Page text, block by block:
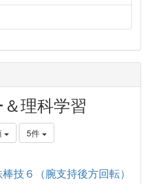
理科学習
5件
技６（腕支持後方回転）